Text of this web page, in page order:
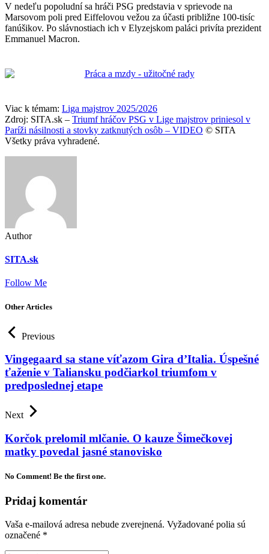
V nedeľu popoludní sa hráči PSG predstavia v sprievode na
Marsovom poli pred Eiffelovou vežou za účasti približne 100-tisíc
fanúšikov. Po slávnostiach ich v Elyzejskom paláci privíta prezident
Emmanuel Macron.
Viac k témam: Liga majstrov 2025/2026
Zdroj: SITA.sk – Triumf hráčov PSG v Lige majstrov priniesol v
Paríži násilnosti a stovky zatknutých osôb – VIDEO © SITA
Všetky práva vyhradené.
Author
SITA.sk
Follow Me
Other Articles
Previous
Vingegaard sa stane víťazom Gira d’Italia. Úspešné
ťaženie v Taliansku podčiarkol triumfom v
predposlednej etape
Next
Korčok prelomil mlčanie. O kauze Šimečkovej
matky povedal jasné stanovisko
No Comment! Be the first one.
Pridaj komentár
Vaša e-mailová adresa nebude zverejnená. Vyžadované polia sú
označené *